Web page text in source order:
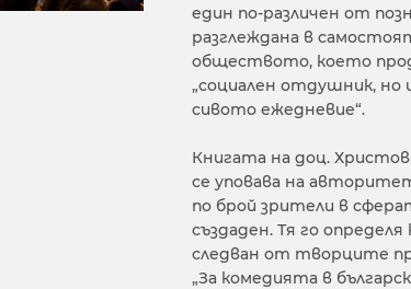
един по-различен от
разглеждана в
обществото, което
„социален отдушник,
сивото ежедневие“.
Книгата на доц.
се уповава на
по брой зрители в
създаден. Тя го
следван от творците
„За комедията в